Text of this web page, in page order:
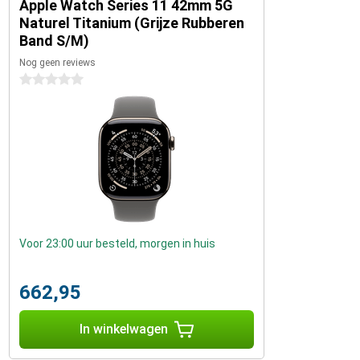
Apple Watch Series 11 42mm 5G
Naturel Titanium (Grijze Rubberen
Band S/M)
Nog geen reviews
0 sterren
Voor 23:00 uur besteld, morgen in huis
662,95
In winkelwagen